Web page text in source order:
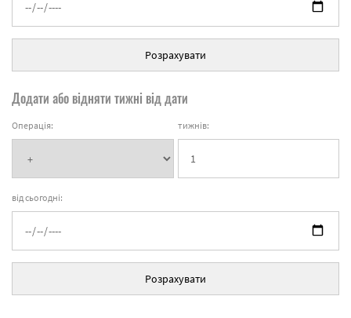
Розрахувати
Додати або відняти тижні від дати
Операція: тижнів:
від сьогодні:
Розрахувати